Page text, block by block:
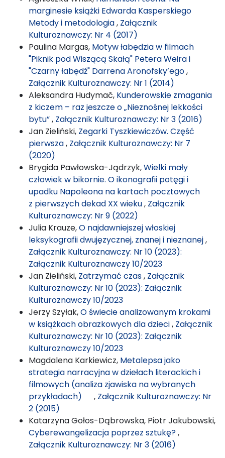
marginesie książki Edwarda Kasperskiego
Metody i metodologia, Załącznik
Kulturoznawczy: Nr 4 (2017)
Paulina Margas, Motyw łabędzia w filmach
"Piknik pod Wiszącą Skałą" Petera Weira i
"Czarny łabędź" Darrena Aronofsky’ego,
Załącznik Kulturoznawczy: Nr 1 (2014)
Aleksandra Hudymač, Kunderowskie zmagania
z kiczem – raz jeszcze o „Nieznośnej lekkości
bytu”, Załącznik Kulturoznawczy: Nr 3 (2016)
Jan Zieliński, Zegarki Tyszkiewiczów. Część
pierwsza, Załącznik Kulturoznawczy: Nr 7
(2020)
Brygida Pawłowska-Jądrzyk,Wielki mały
człowiek w bikornie. O ikonografii potęgi i
upadku Napoleona na kartach pocztowych
z pierwszych dekad XX wieku, Załącznik
Kulturoznawczy: Nr 9 (2022)
Julia Krauze,O najdawniejszej włoskiej
leksykografii dwujęzycznej, znanej i nieznanej,
Załącznik Kulturoznawczy: Nr 10 (2023):
Załącznik Kulturoznawczy 10/2023
Jan Zieliński, Zatrzymać czas, Załącznik
Kulturoznawczy: Nr 10 (2023): Załącznik
Kulturoznawczy 10/2023
Jerzy Szyłak,O świecie analizowanym krokami
w książkach obrazkowych dla dzieci, Załącznik
Kulturoznawczy: Nr 10 (2023): Załącznik
Kulturoznawczy 10/2023
Magdalena Karkiewicz, Metalepsa jako
strategia narracyjna w dziełach literackich i
filmowych (analiza zjawiska na wybranych
przykładach) , Załącznik Kulturoznawczy: Nr
2 (2015)
Katarzyna Gołos-Dąbrowska, Piotr Jakubowski,
Cyberewangelizacja poprzez sztukę?,
Załącznik Kulturoznawczy: Nr 3 (2016)